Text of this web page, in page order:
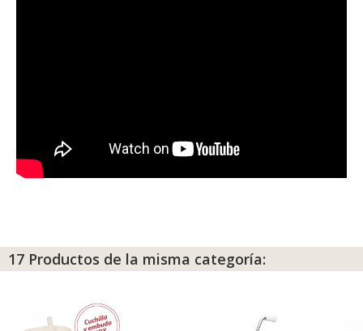
17 Productos de la misma categoría: